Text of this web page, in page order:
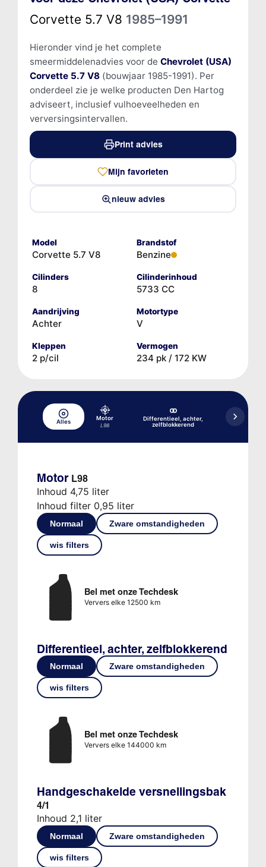
Corvette 5.7 V8 1985–1991
Hieronder vind je het complete
smeermiddelenadvies voor de Chevrolet (USA)
Corvette 5.7 V8(bouwjaar 1985-1991). Per
onderdeel zie je welke producten Den Hartog
adviseert, inclusief vulhoeveelheden en
verversingsintervallen.
Print advies
Mijn favorieten
nieuw advies
Model
Corvette 5.7 V8
Brandstof
Benzine
Cilinders
8
Cilinderinhoud
5733 CC
Aandrijving
Achter
Motortype
V
Kleppen
2 p/cil
Vermogen
234 pk / 172 KW
Alles
Motor
L98
Differentieel, achter,
zelfblokkerend
Motor L98
Inhoud 4,75 liter
Inhoud filter 0,95 liter
Normaal Zware omstandigheden
wis filters
Bel met onze Techdesk
Ververs elke 12500 km
Differentieel, achter, zelfblokkerend
Normaal Zware omstandigheden
wis filters
Bel met onze Techdesk
Ververs elke 144000 km
Handgeschakelde versnellingsbak
4/1
Inhoud 2,1 liter
Normaal Zware omstandigheden
wis filters